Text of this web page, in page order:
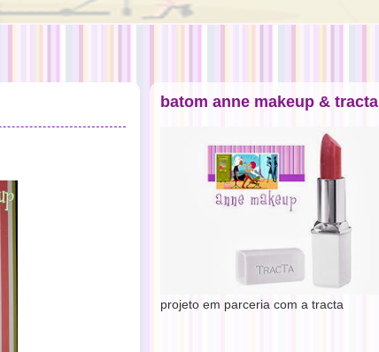
batom anne makeup & tracta
projeto em parceria com a tracta